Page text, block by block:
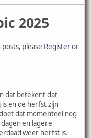
2025
please Registeror
dat betekent dat
en de herfst zijn
dat momenteel nog
en lagere
weer herfst is.